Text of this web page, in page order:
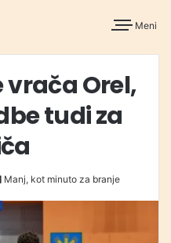
Meni
vrača Orel,
tudi za
Manj, kot minuto za branje